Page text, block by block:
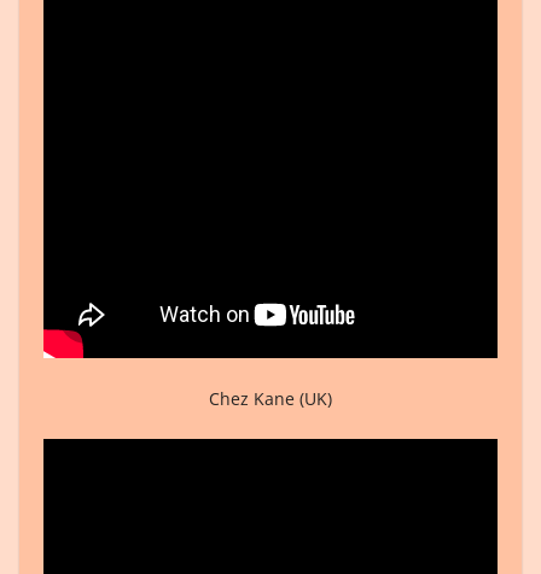
Chez Kane (UK)